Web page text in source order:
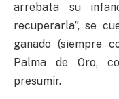
arrebata su
recuperarla”, se
ganado (siempre
Palma de Oro,
presumir.